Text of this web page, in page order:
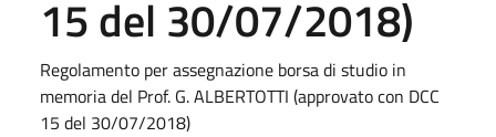
15 del 30/07/2018)
Regolamento per assegnazione borsa di studio in
memoria del Prof. G. ALBERTOTTI (approvato con DCC
15 del 30/07/2018)